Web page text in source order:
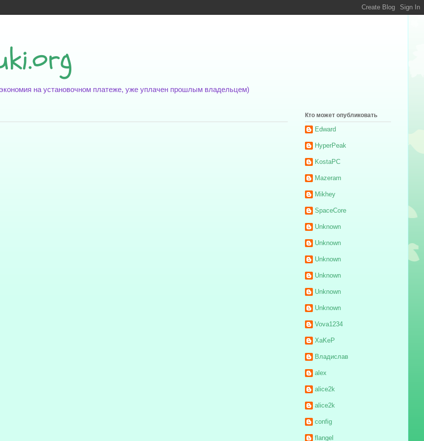
на установочном платеже, уже уплачен прошлым владельцем)
Кто может опубликовать
Edward
HyperPeak
KostaPC
Mazeram
Mikhey
SpaceCore
Unknown
Unknown
Unknown
Unknown
Unknown
Unknown
Vova1234
XaKeP
Владислав
alex
alice2k
alice2k
config
flangel